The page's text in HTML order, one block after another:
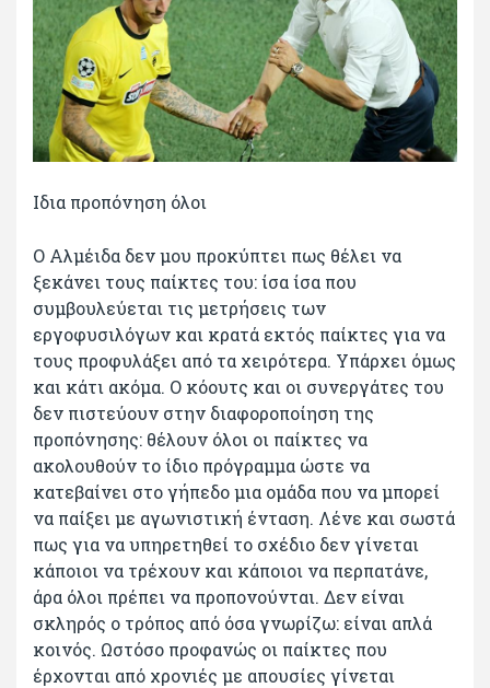
Ιδια προπόνηση όλοι
Ο Αλμέιδα δεν μου προκύπτει πως θέλει να
ξεκάνει τους παίκτες του: ίσα ίσα που
συμβουλεύεται τις μετρήσεις των
εργοφυσιλόγων και κρατά εκτός παίκτες για να
τους προφυλάξει από τα χειρότερα. Υπάρχει όμως
και κάτι ακόμα. Ο κόουτς και οι συνεργάτες του
δεν πιστεύουν στην διαφοροποίηση της
προπόνησης: θέλουν όλοι οι παίκτες να
ακολουθούν το ίδιο πρόγραμμα ώστε να
κατεβαίνει στο γήπεδο μια ομάδα που να μπορεί
να παίξει με αγωνιστική ένταση. Λένε και σωστά
πως για να υπηρετηθεί το σχέδιο δεν γίνεται
κάποιοι να τρέχουν και κάποιοι να περπατάνε,
άρα όλοι πρέπει να προπονούνται. Δεν είναι
σκληρός ο τρόπος από όσα γνωρίζω: είναι απλά
κοινός. Ωστόσο προφανώς οι παίκτες που
έρχονται από χρονιές με απουσίες γίνεται